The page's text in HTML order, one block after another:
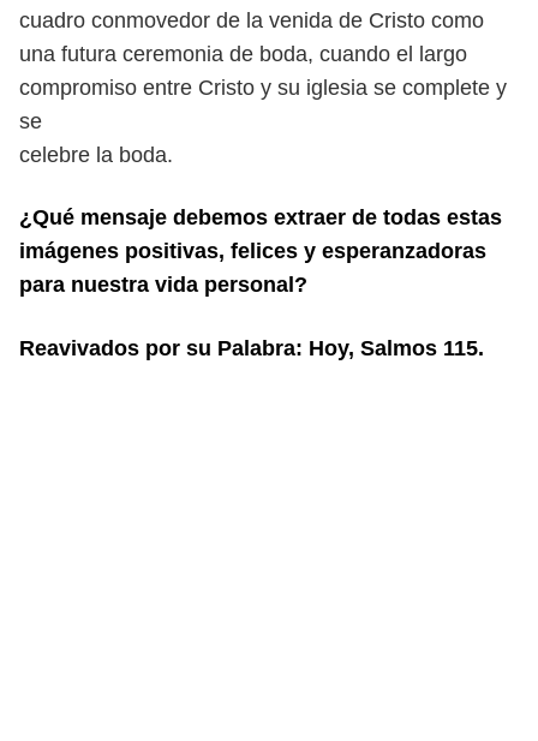
cuadro conmovedor de la venida de Cristo como
una futura ceremonia de boda, cuando el largo
compromiso entre Cristo y su iglesia se complete y
se
celebre la boda.
¿Qué mensaje debemos extraer de todas estas
imágenes positivas, felices y esperanzadoras
para nuestra vida personal?
Reavivados por su Palabra: Hoy, Salmos 115.